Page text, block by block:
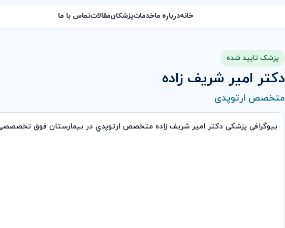
خانهدرباره ماخدماتپزشکانمقالاتتماس با ما
پزشک تایید شده
دكتر امير شريف زاده
متخصص ارتوپدی
بیوگرافی پزشکی دكتر امير شريف زاده متخصص ارتوپدي در بیمارستان فوق